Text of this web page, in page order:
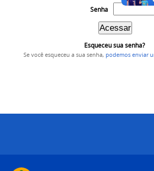
Senha
Esqueceu sua senha?
Se você esqueceu a sua senha, podemos enviar